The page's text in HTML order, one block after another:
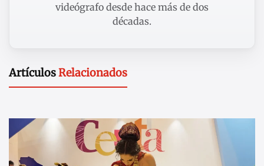
videógrafo desde hace más de dos
décadas.
ArtículosRelacionados